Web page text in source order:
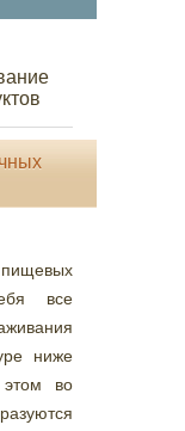
пищевых
все
ниже
во